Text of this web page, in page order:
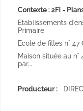
Contexte : 2Fi -
Etablissements
Primaire
Ecole de filles n° 47
Maison située au
par...
Producteur :